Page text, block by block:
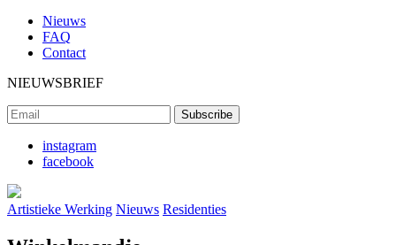
Nieuws
FAQ
Contact
NIEUWSBRIEF
instagram
facebook
Artistieke Werking Nieuws Residenties